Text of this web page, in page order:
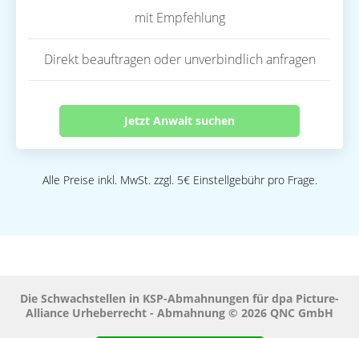
mit Empfehlung
Direkt beauftragen oder unverbindlich anfragen
Jetzt Anwalt suchen
Alle Preise inkl. MwSt. zzgl. 5€ Einstellgebühr pro Frage.
Die Schwachstellen in KSP-Abmahnungen für dpa Picture-
Alliance Urheberrecht - Abmahnung © 2026 QNC GmbH